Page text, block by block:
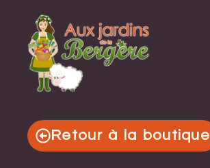
Retour à la boutique